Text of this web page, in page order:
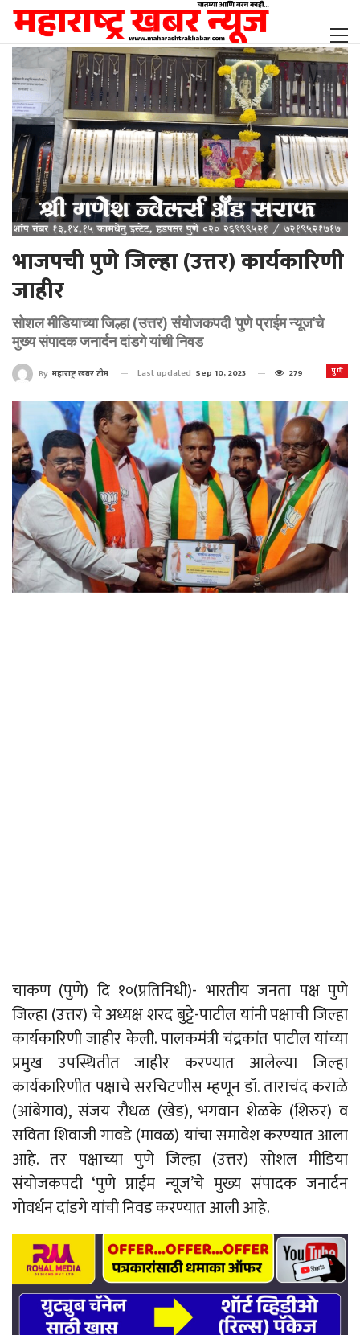
भाजपची पुणे जिल्हा (उत्तर) कार्यकारिणी
जाहीर
सोशल मीडियाच्या जिल्हा (उत्तर) संयोजकपदी 'पुणे प्राईम न्यूज'चे
मुख्य संपादक जनार्दन दांडगे यांची निवड
पुणे
By महाराष्ट्र खबर टीम Last updated Sep 10, 2023 279
चाकण (पुणे) दि १०(प्रतिनिधी)- भारतीय जनता पक्ष पुणे
जिल्हा (उत्तर) चे अध्यक्ष शरद बुट्टे-पाटील यांनी पक्षाची जिल्हा
कार्यकारिणी जाहीर केली. पालकमंत्री चंद्रकांत पाटील यांच्या
प्रमुख उपस्थितीत जाहीर करण्यात आलेल्या जिल्हा
कार्यकारिणीत पक्षाचे सरचिटणीस म्हणून डॉ. ताराचंद कराळे
(आंबेगाव), संजय रौधळ (खेड), भगवान शेळके (शिरुर) व
सविता शिवाजी गावडे (मावळ) यांचा समावेश करण्यात आला
आहे. तर पक्षाच्या पुणे जिल्हा (उत्तर) सोशल मीडिया
संयोजकपदी ‘पुणे प्राईम न्यूज’चे मुख्य संपादक जनार्दन
गोवर्धन दांडगे यांची निवड करण्यात आली आहे.